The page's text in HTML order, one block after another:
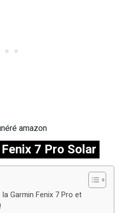
amazon
7 Pro Solar
Garmin Fenix 7 Pro et